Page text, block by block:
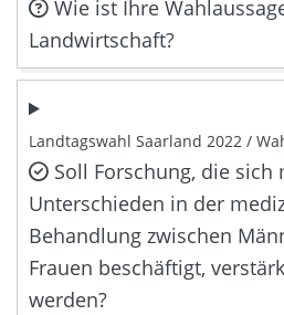
Wie ist Ihre
Landwirtschaft?
Landtagswahl Saarland 2022 /
Soll Forschung, die sich
Unterschieden in der
Behandlung zwischen
Frauen beschäftigt,
werden?